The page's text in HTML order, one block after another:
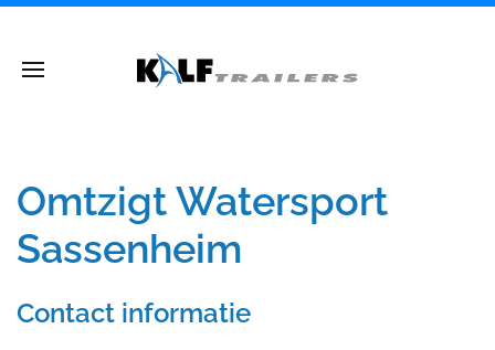
Omtzigt Watersport
Sassenheim
Contact informatie